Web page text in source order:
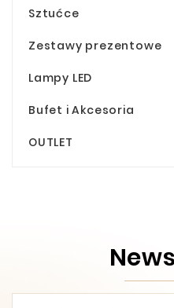
Sztućce
Zestawy prezentowe
Lampy LED
Bufet i Akcesoria
OUTLET